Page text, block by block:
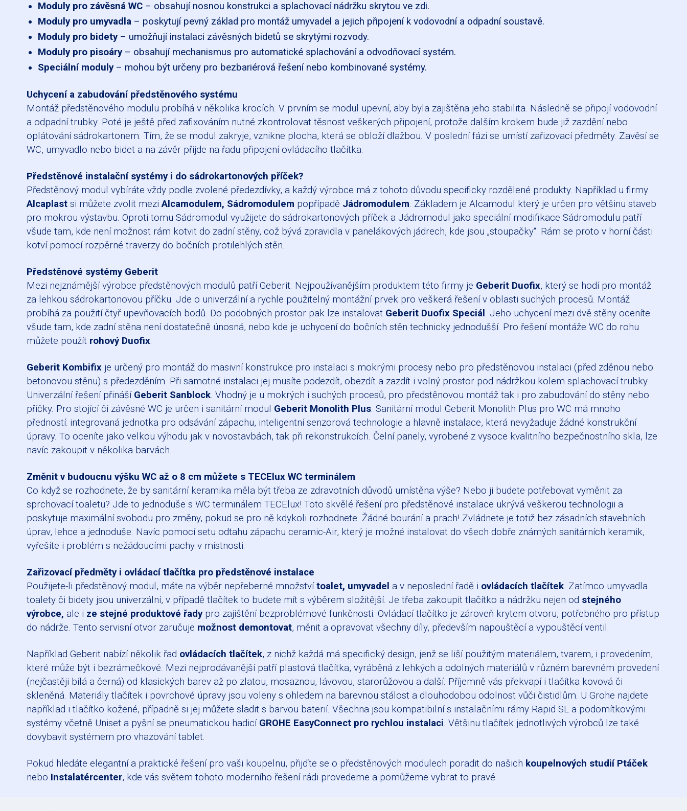
Moduly pro závěsná WC– obsahují nosnou konstrukci a splachovací nádržku skrytou ve zdi.
Moduly pro umyvadla– poskytují pevný základ pro montáž umyvadel a jejich připojení k vodovodní a odpadní soustavě.
Moduly pro bidety– umožňují instalaci závěsných bidetů se skrytými rozvody.
Moduly pro pisoáry– obsahují mechanismus pro automatické splachování a odvodňovací systém.
Speciální moduly– mohou být určeny pro bezbariérová řešení nebo kombinované systémy.
Uchycení a zabudování předstěnového systému
Montáž předstěnového modulu probíhá v několika krocích. V prvním se modul upevní, aby byla zajištěna jeho stabilita. Následně se připojí vodovodní
a odpadní trubky. Poté je ještě před zafixováním nutné zkontrolovat těsnost veškerých připojení, protože dalším krokem bude již zazdění nebo
oplátování sádrokartonem. Tím, že se modul zakryje, vznikne plocha, která se obloží dlažbou. V poslední fázi se umístí zařizovací předměty. Zavěsí se
WC, umyvadlo nebo bidet a na závěr přijde na řadu připojení ovládacího tlačítka.
Předstěnové instalační systémy i do sádrokartonových příček?
Předstěnový modul vybíráte vždy podle zvolené předezdívky, a každý výrobce má z tohoto důvodu specificky rozdělené produkty. Například u firmy
Alcaplastsi můžete zvolit meziAlcamodulem, Sádromodulem popřípadě Jádromodulem. Základem je Alcamodul který je určen pro většinu staveb
pro mokrou výstavbu. Oproti tomu Sádromodul využijete do sádrokartonových příček a Jádromodul jako speciální modifikace Sádromodulu patří
všude tam, kde není možnost rám kotvit do zadní stěny, což bývá zpravidla v panelákových jádrech, kde jsou „stoupačky“. Rám se proto v horní části
kotví pomocí rozpěrné traverzy do bočních protilehlých stěn.
Předstěnové systémy Geberit
Mezi nejznámější výrobce předstěnových modulů patří Geberit. Nejpoužívanějším produktem této firmy je Geberit Duofix, který se hodí pro montáž
za lehkou sádrokartonovou příčku. Jde o univerzální a rychle použitelný montážní prvek pro veškerá řešení v oblasti suchých procesů. Montáž
probíhá za použití čtyř upevňovacích bodů. Do podobných prostor pak lze instalovat Geberit Duofix Speciál . Jeho uchycení mezi dvě stěny oceníte
všude tam, kde zadní stěna není dostatečně únosná, nebo kde je uchycení do bočních stěn technicky jednodušší. Pro řešení montáže WC do rohu
můžete použít rohový Duofix.
Geberit Kombifixje určený pro montáž do masivní konstrukce pro instalaci s mokrými procesy nebo pro předstěnovou instalaci (před zděnou nebo
betonovou stěnu) s předezděním. Při samotné instalaci jej musíte podezdít, obezdít a zazdít i volný prostor pod nádržkou kolem splachovací trubky.
Univerzální řešení přináší Geberit Sanblock. Vhodný je u mokrých i suchých procesů, pro předstěnovou montáž tak i pro zabudování do stěny nebo
příčky. Pro stojící či závěsné WC je určen i sanitární modul Geberit Monolith Plus. Sanitární modul Geberit Monolith Plus pro WC má mnoho
předností: integrovaná jednotka pro odsávání zápachu, inteligentní senzorová technologie a hlavně instalace, která nevyžaduje žádné konstrukční
úpravy. To oceníte jako velkou výhodu jak v novostavbách, tak při rekonstrukcích. Čelní panely, vyrobené z vysoce kvalitního bezpečnostního skla, lze
navíc zakoupit v několika barvách.
Změnit v budoucnu výšku WC až o 8 cm můžete s TECElux WC terminálem
Co když se rozhodnete, že by sanitární keramika měla být třeba ze zdravotních důvodů umístěna výše? Nebo ji budete potřebovat vyměnit za
sprchovací toaletu? Jde to jednoduše s WC terminálem TECElux! Toto skvělé řešení pro předstěnové instalace ukrývá veškerou technologii a
poskytuje maximální svobodu pro změny, pokud se pro ně kdykoli rozhodnete. Žádné bourání a prach! Zvládnete je totiž bez zásadních stavebních
úprav, lehce a jednoduše. Navíc pomocí setu odtahu zápachu ceramic-Air, který je možné instalovat do všech dobře známých sanitárních keramik,
vyřešíte i problém s nežádoucími pachy v místnosti.
Zařizovací předměty i ovládací tlačítka pro předstěnové instalace
Použijete-li předstěnový modul, máte na výběr nepřeberné množstvítoalet, umyvadel a v neposlední řadě i ovládacích tlačítek. Zatímco umyvadla
toalety či bidety jsou univerzální, v případě tlačítek to budete mít s výběrem složitější. Je třeba zakoupit tlačítko a nádržku nejen od stejného
výrobce, ale i ze stejné produktové řadypro zajištění bezproblémové funkčnosti. Ovládací tlačítko je zároveň krytem otvoru, potřebného pro přístup
do nádrže. Tento servisní otvor zaručuje možnost demontovat, měnit a opravovat všechny díly, především napouštěcí a vypouštěcí ventil.
Například Geberit nabízí několik řad ovládacích tlačítek, z nichž každá má specifický design, jenž se liší použitým materiálem, tvarem, i provedením,
které může být i bezrámečkové. Mezi nejprodávanější patří plastová tlačítka, vyráběná z lehkých a odolných materiálů v různém barevném provedení
(nejčastěji bílá a černá) od klasických barev až po zlatou, mosaznou, lávovou, starorůžovou a další. Příjemně vás překvapí i tlačítka kovová či
skleněná. Materiály tlačítek i povrchové úpravy jsou voleny s ohledem na barevnou stálost a dlouhodobou odolnost vůči čistidlům. U Grohe najdete
například i tlačítko kožené, případně si jej můžete sladit s barvou baterií. Všechna jsou kompatibilní s instalačními rámy Rapid SL a podomítkovými
systémy včetně Uniset a pyšní se pneumatickou hadicí GROHE EasyConnectpro rychlou instalaci. Většinu tlačítek jednotlivých výrobců lze také
dovybavit systémem pro vhazování tablet.
Pokud hledáte elegantní a praktické řešení pro vaši koupelnu, přijďte se o předstěnových modulech poradit do našich koupelnových studií Ptáček
nebo Instalatércenter, kde vás světem tohoto moderního řešení rádi provedeme a pomůžeme vybrat to pravé.